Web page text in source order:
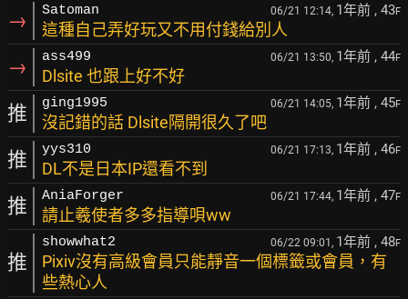
→ Satoman 06/21 12:14, 1年前 , 43F
這種自己弄好玩又不用付錢給別人
→ ass499 06/21 13:50, 1年前 , 44F
Dlsite 也跟上好不好
推 ging1995 06/21 14:05, 1年前 , 45F
沒記錯的話 Dlsite隔開很久了吧
推 yys310 06/21 17:13, 1年前 , 46F
DL不是日本IP還看不到
推 AniaForger 06/21 17:44, 1年前 , 47F
請止羲使者多多指導唄ww
推
showwhat2 06/22 09:01, 1年前 , 48F
Pixiv沒有高級會員只能靜音一個標籤或會員，有
些熱心人